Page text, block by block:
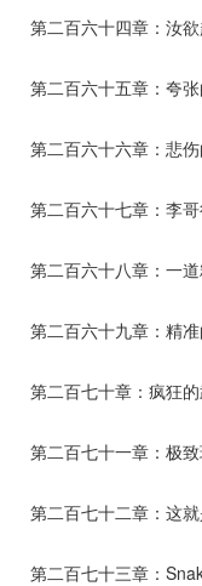
第二百六十四章：汝
第二百六十五章：夸
第二百六十六章：悲
第二百六十七章：李
第二百六十八章：一道
第二百六十九章：精
第二百七十章：疯狂
第二百七十二章：这
第二百七十三章：